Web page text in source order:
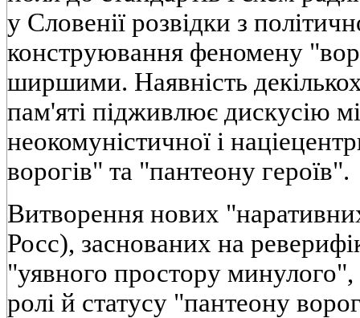
у Словенії розвідки з
конструювання феномену
ширшими. Наявність
пам'яті підживлює дискусію
неокомуністичної і
ворогів" та "пантеону героїв".
Витворення нових
Росс), заснованих на
"уявного простору
ролі й статусу "пантеону